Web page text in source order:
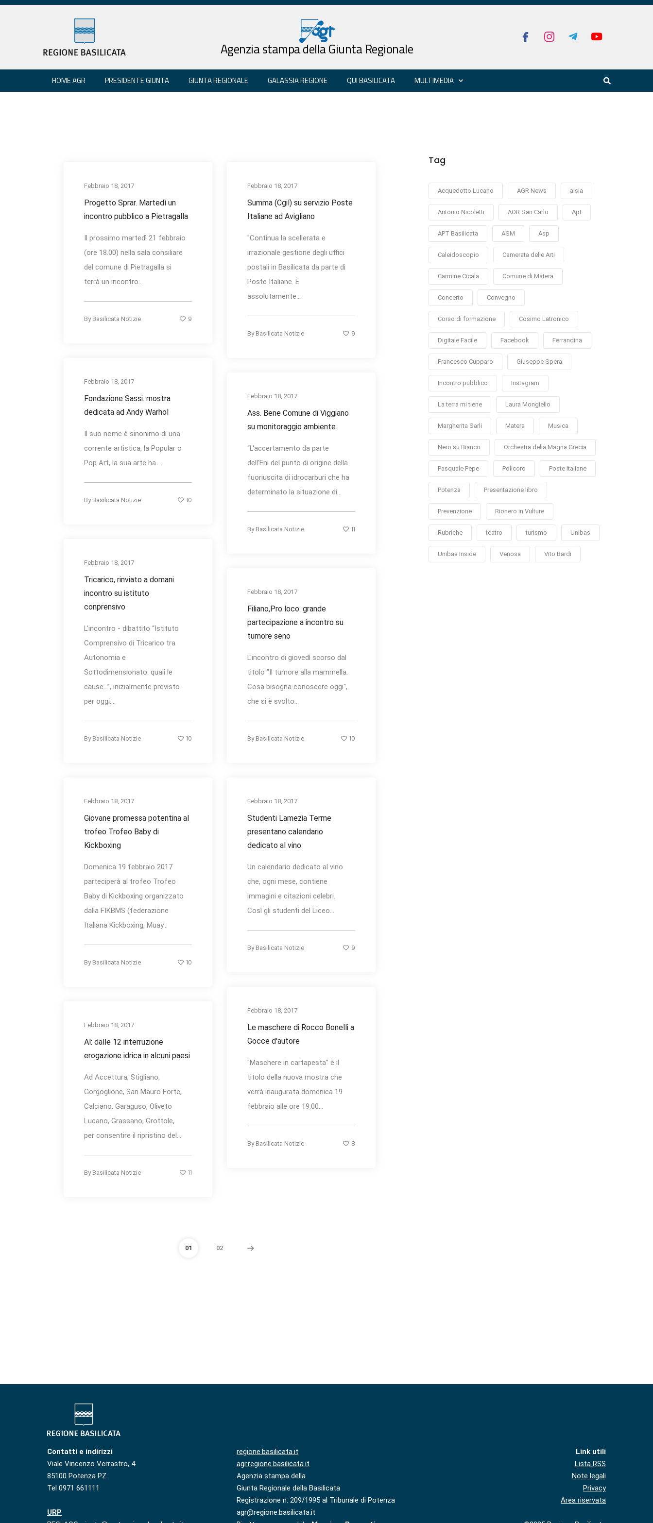
Agenzia stampa della Giunta Regionale
HOME AGR PRESIDENTE GIUNTA GIUNTA REGIONALE GALASSIA REGIONE QUI BASILICATA MULTIMEDIA
Febbraio 18, 2017
Progetto Sprar. Martedì un
incontro pubblico a Pietragalla
Il prossimo martedì 21 febbraio
(ore 18.00) nella sala consiliare
del comune di Pietragalla si
terrà un incontro...
By Basilicata Notizie 9
Febbraio 18, 2017
Summa (Cgil) su servizio Poste
Italiane ad Avigliano
"Continua la scellerata e
irrazionale gestione degli uffici
postali in Basilicata da parte di
Poste Italiane. È
assolutamente...
By Basilicata Notizie 9
Febbraio 18, 2017
Fondazione Sassi: mostra
dedicata ad Andy Warhol
Il suo nome è sinonimo di una
corrente artistica, la Popular o
Pop Art, la sua arte ha...
By Basilicata Notizie 10
Febbraio 18, 2017
Ass. Bene Comune di Viggiano
su monitoraggio ambiente
“L'accertamento da parte
dell'Eni del punto di origine della
fuoriuscita di idrocarburi che ha
determinato la situazione di...
By Basilicata Notizie 11
Febbraio 18, 2017
Tricarico, rinviato a domani
incontro su istituto
conprensivo
L'incontro - dibattito “Istituto
Comprensivo di Tricarico tra
Autonomia e
Sottodimensionato: quali le
cause…”, inizialmente previsto
per oggi,...
By Basilicata Notizie 10
Febbraio 18, 2017
Filiano,Pro loco: grande
partecipazione a incontro su
tumore seno
L'incontro di giovedì scorso dal
titolo "Il tumore alla mammella.
Cosa bisogna conoscere oggi",
che si è svolto...
By Basilicata Notizie 10
Febbraio 18, 2017
Giovane promessa potentina al
trofeo Trofeo Baby di
Kickboxing
Domenica 19 febbraio 2017
parteciperà al trofeo Trofeo
Baby di Kickboxing organizzato
dalla FIKBMS (federazione
Italiana Kickboxing, Muay...
By Basilicata Notizie 10
Febbraio 18, 2017
Studenti Lamezia Terme
presentano calendario
dedicato al vino
Un calendario dedicato al vino
che, ogni mese, contiene
immagini e citazioni celebri.
Così gli studenti del Liceo...
By Basilicata Notizie 9
Febbraio 18, 2017
Le maschere di Rocco Bonelli a
Gocce d'autore
"Maschere in cartapesta" è il
titolo della nuova mostra che
verrà inaugurata domenica 19
febbraio alle ore 19,00...
By Basilicata Notizie 8
Febbraio 18, 2017
Al: dalle 12 interruzione
erogazione idrica in alcuni paesi
Ad Accettura, Stigliano,
Gorgoglione, San Mauro Forte,
Calciano, Garaguso, Oliveto
Lucano, Grassano, Grottole,
per consentire il ripristino del...
By Basilicata Notizie 11
01 02
Tag
Acquedotto Lucano AGR News alsia
Antonio Nicoletti AOR San Carlo Apt
APT Basilicata ASM Asp
Caleidoscopio Camerata delle Arti
Carmine Cicala Comune di Matera
Concerto Convegno
Corso di formazione Cosimo Latronico
Digitale Facile Facebook Ferrandina
Francesco Cupparo Giuseppe Spera
Incontro pubblico Instagram
La terra mi tiene Laura Mongiello
Margherita Sarli Matera Musica
Nero su Bianco Orchestra della Magna Grecia
Pasquale Pepe Policoro Poste Italiane
Potenza Presentazione libro
Prevenzione Rionero in Vulture
Rubriche teatro turismo Unibas
Unibas Inside Venosa Vito Bardi
Contatti e indirizzi
Viale Vincenzo Verrastro, 4
85100 Potenza PZ
Tel 0971 661111
URP
regione.basilicata.it
agr.regione.basilicata.it
Agenzia stampa della
Giunta Regionale della Basilicata
Registrazione n. 209/1995 al Tribunale di Potenza
agr@regione.basilicata.it
Link utili
Lista RSS
Note legali
Privacy
Area riservata